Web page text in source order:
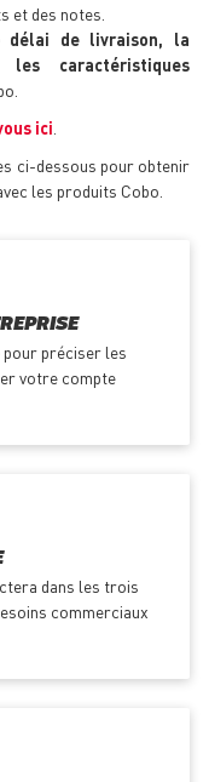
et des notes.
délai de livraison, la
caractéristiques
ici
ci-dessous pour obtenir
les produits Cobo.
pour préciser les
votre compte
dans les trois
commerciaux